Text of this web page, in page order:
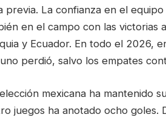
previa. La confianza en el
en el campo con las victorias
y Ecuador. En todo el 2026,
perdió, salvo los empates
mexicana ha mantenido
juegos ha anotado ocho goles.